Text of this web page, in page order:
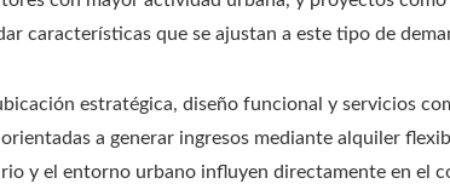
características que se ajustan a este tipo de
estratégica, diseño funcional y servicios
a generar ingresos mediante alquiler
y el entorno urbano influyen directamente en el